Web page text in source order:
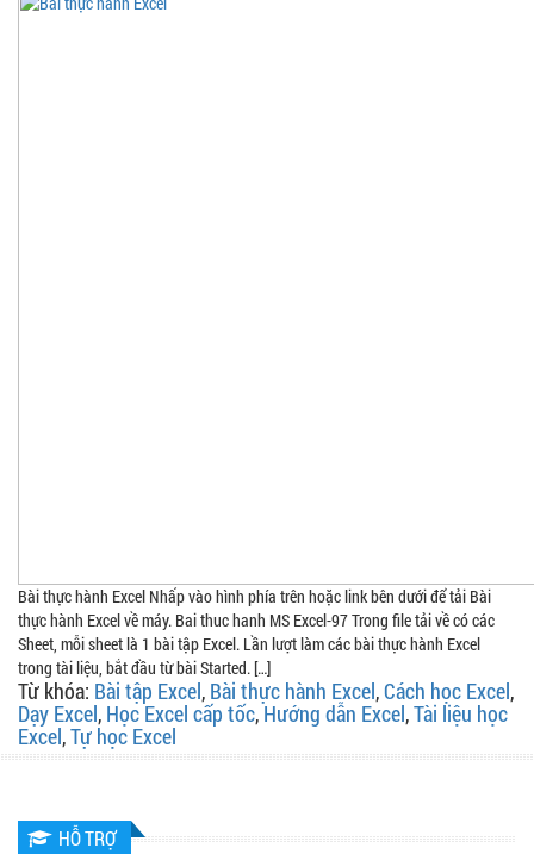
Bài thực hành Excel Nhấp vào hình phía trên hoặc link bên dưới để tải Bài
thực hành Excel về máy. Bai thuc hanh MS Excel-97 Trong file tải về có các
Sheet, mỗi sheet là 1 bài tập Excel. Lần lượt làm các bài thực hành Excel
trong tài liệu, bắt đầu từ bài Started. […]
Từ khóa: Bài tập Excel, Bài thực hành Excel,Cách học Excel,
Dạy Excel, Học Excel cấp tốc,Hướng dẫn Excel,Tài liệu học
Excel,Tự học Excel
HỖ TRỢ